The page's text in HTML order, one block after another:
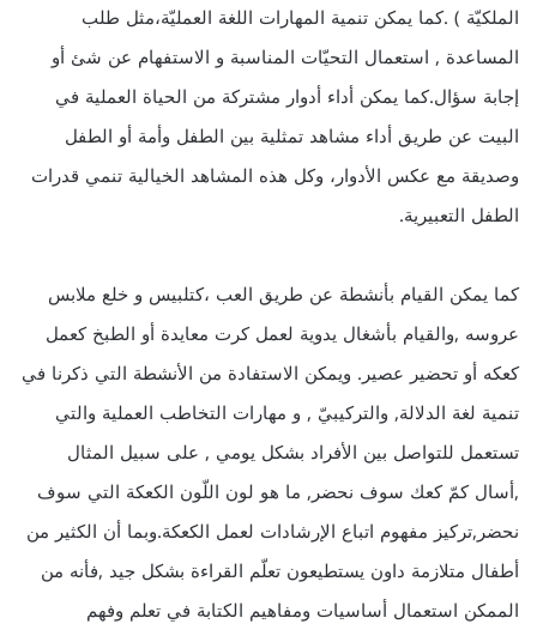
الملكيّة ) .كما يمكن تنمية المهارات اللغة العمليّة،مثل طلب
المساعدة , استعمال التحيّات المناسبة و الاستفهام عن شئ أو
إجابة سؤال.كما يمكن أداء أدوار مشتركة من الحياة العملية في
البيت عن طريق أداء مشاهد تمثلية بين الطفل وأمة أو الطفل
وصديقة مع عكس الأدوار، وكل هذه المشاهد الخيالية تنمي قدرات
الطفل التعبيرية.
كما يمكن القيام بأنشطة عن طريق العب ،كتلبيس و خلع ملابس
عروسه ,والقيام بأشغال يدوية لعمل كرت معايدة أو الطبخ كعمل
كعكه أو تحضير عصير. ويمكن الاستفادة من الأنشطة التي ذكرنا في
تنمية لغة الدلالة, والتركيبيّ , و مهارات التخاطب العملية والتي
تستعمل للتواصل بين الأفراد بشكل يومي , على سبيل المثال
,أسال كمّ كعك سوف نحضر, ما هو لون اللّون الكعكة التي سوف
نحضر,تركيز مفهوم اتباع الإرشادات لعمل الكعكة.وبما أن الكثير من
أطفال متلازمة داون يستطيعون تعلّم القراءة بشكل جيد ,فأنه من
الممكن استعمال أساسيات ومفاهيم الكتابة في تعلم وفهم